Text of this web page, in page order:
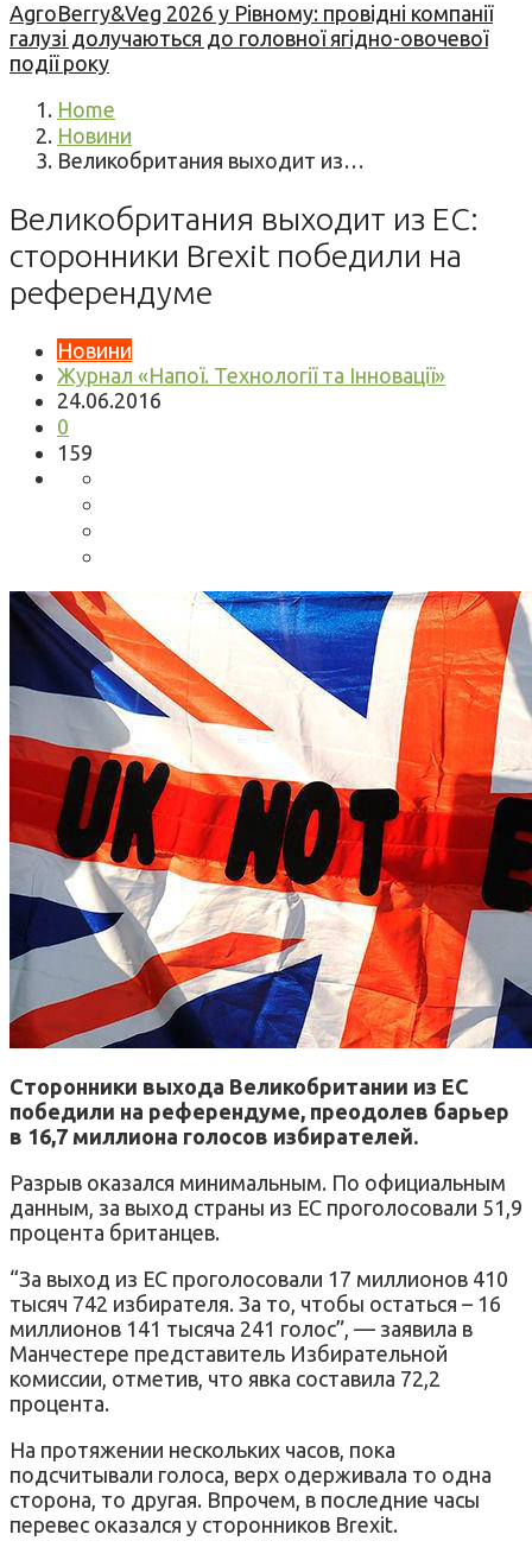
AgroBerry&Veg 2026 у Рівному: провідні компанії
галузі долучаються до головної ягідно-овочевої
події року
Home
Новини
Великобритания выходит из…
Великобритания выходит из ЕС:
сторонники Brexit победили на
референдуме
Новини
Журнал «Напої. Технології та Інновації»
24.06.2016
0
159
Сторонники выхода Великобритании из ЕС
победили на референдуме, преодолев барьер
в 16,7 миллиона голосов избирателей.
Разрыв оказался минимальным. По официальным
данным, за выход страны из ЕС проголосовали 51,9
процента британцев.
“За выход из ЕС проголосовали 17 миллионов 410
тысяч 742 избирателя. За то, чтобы остаться – 16
миллионов 141 тысяча 241 голос”, — заявила в
Манчестере представитель Избирательной
комиссии, отметив, что явка составила 72,2
процента.
На протяжении нескольких часов, пока
подсчитывали голоса, верх одерживала то одна
сторона, то другая. Впрочем, в последние часы
перевес оказался у сторонников Brexit.